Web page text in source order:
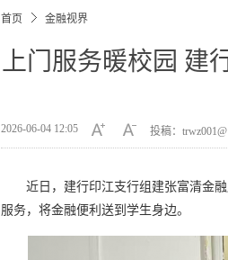
首页 金融视界
上门服务暖校园 建
2026-06-04 12:05 投稿：
近日，建行印江支行组建张富清金
服务，将金融便利送到学生身边。